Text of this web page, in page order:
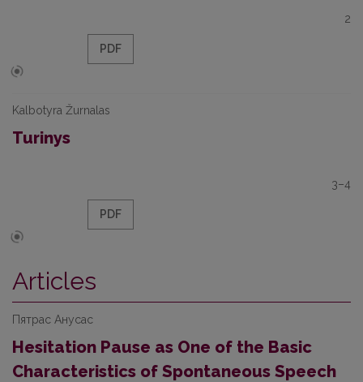
2
PDF
Kalbotyra Žurnalas
Turinys
3–4
PDF
Articles
Пятрас Анусас
Hesitation Pause as One of the Basic
Characteristics of Spontaneous Speech